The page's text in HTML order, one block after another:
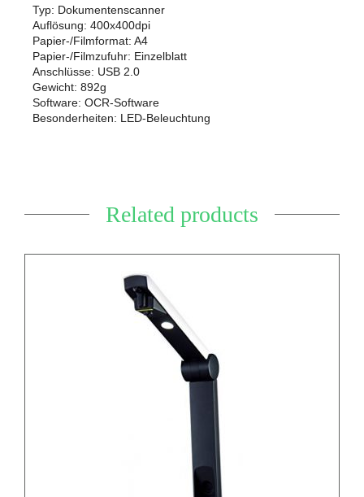
Typ: Dokumentenscanner
Auflösung: 400x400dpi
Papier-/Filmformat: A4
Papier-/Filmzufuhr: Einzelblatt
Anschlüsse: USB 2.0
Gewicht: 892g
Software: OCR-Software
Besonderheiten: LED-Beleuchtung
Related products